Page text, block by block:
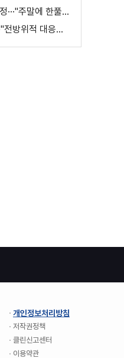
극한 폭염 '입추'에 절정···"주말에 한풀 꺾인다"
폭염 점검회의 주재···"전방위적 대응체계 가동"
개인정보처리방침
저작권정책
클린신고센터
이용약관